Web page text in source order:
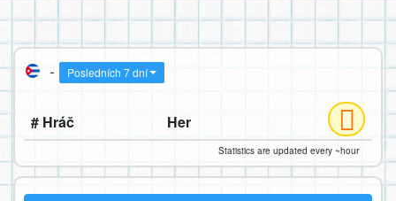
- Posledních 7 dní
# Hráč Her
Statistics are updated every ~hour